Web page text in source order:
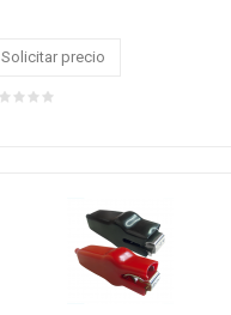
Solicitar precio